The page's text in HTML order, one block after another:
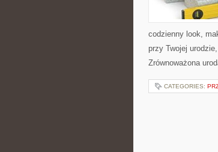
codzienny look,
przy Twojej
Zrównoważona
CATEGORIES: